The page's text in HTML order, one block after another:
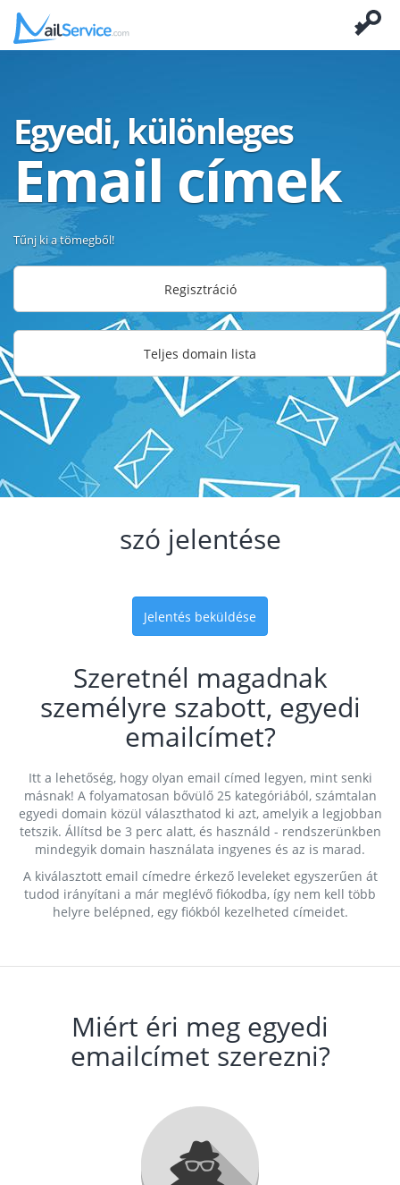
Egyedi, különleges
Email címek
Tűnj ki a tömegből!
Regisztráció
Teljes domain lista
szó jelentése
Jelentés beküldése
Szeretnél magadnak
személyre szabott, egyedi
emailcímet?
Itt a lehetőség, hogy olyan email címed legyen, mint senki
másnak! A folyamatosan bővülő 25 kategóriából, számtalan
egyedi domain közül választhatod ki azt, amelyik a legjobban
tetszik. Állítsd be 3 perc alatt, és használd - rendszerünkben
mindegyik domain használata ingyenes és az is marad.
A kiválasztott email címedre érkező leveleket egyszerűen át
tudod irányítani a már meglévő fiókodba, így nem kell több
helyre belépned, egy fiókból kezelheted címeidet.
Miért éri meg egyedi
emailcímet szerezni?